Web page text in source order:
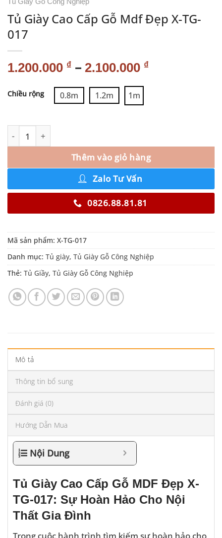
Tủ Giày Cao Cấp Gỗ Mdf Đẹp X-TG-
017
1.200.000 ₫ – 2.100.000 ₫
Chiều rộng 0.8m 1.2m 1m
Thêm vào giỏ hàng
Zalo Tư Vấn
0826.88.81.81
Mã sản phẩm: X-TG-017
Danh mục: Tủ giày, Tủ Giày Gỗ Công Nghiệp
Thẻ: Tủ Giầy, Tủ Giày Gỗ Công Nghiệp
Mô tả
Thông tin bổ sung
Đánh giá (0)
Hướng Dẫn Mua
Nội Dung
Tủ Giày Cao Cấp Gỗ MDF Đẹp X-
TG-017: Sự Hoàn Hảo Cho Nội
Thất Gia Đình
Trong cuộc hành trình tìm kiếm sự hoàn hảo cho